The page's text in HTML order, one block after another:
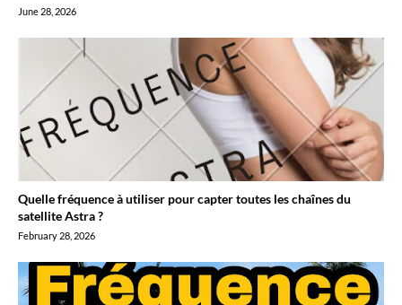
June 28, 2026
Quelle fréquence à utiliser pour capter toutes les chaînes du
satellite Astra ?
February 28, 2026